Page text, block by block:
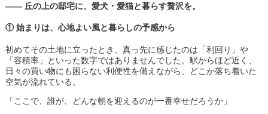
―― 丘の上の邸宅に、愛犬・愛猫と暮らす贅沢を。
① 始まりは、心地よい風と暮らしの予感から
初めてその土地に立ったとき、真っ先に感じたのは「利回り」や
「容積率」といった数字ではありませんでした。駅からほど近く、
日々の買い物にも困らない利便性を備えながら、どこか落ち着いた
空気が流れている。
「ここで、誰が、どんな朝を迎えるのが一番幸せだろうか」